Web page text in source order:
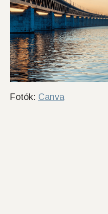
Fotók: Canva